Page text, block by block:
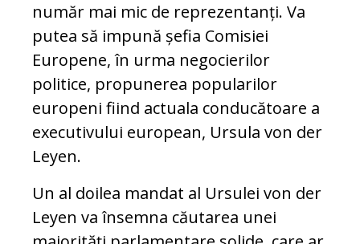
număr mai mic de reprezentanți. Va
putea să impună șefia Comisiei
Europene, în urma negocierilor
politice, propunerea popularilor
europeni fiind actuala conducătoare a
executivului european, Ursula von der
Leyen.
Un al doilea mandat al Ursulei von der
Leyen va însemna căutarea unei